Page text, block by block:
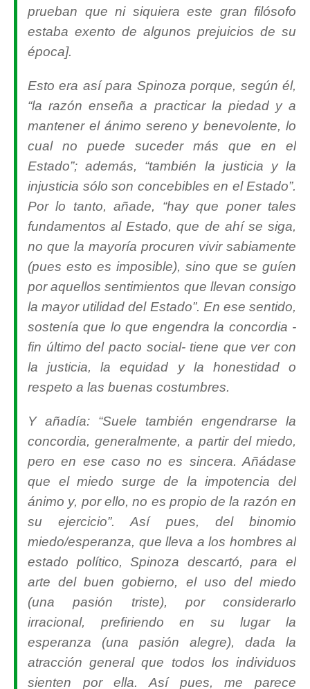
prueban que ni siquiera este gran filósofo
estaba exento de algunos prejuicios de su
época].
Esto era así para Spinoza porque, según él,
“la razón enseña a practicar la piedad y a
mantener el ánimo sereno y benevolente, lo
cual no puede suceder más que en el
Estado”; además, “también la justicia y la
injusticia sólo son concebibles en el Estado”.
Por lo tanto, añade, “hay que poner tales
fundamentos al Estado, que de ahí se siga,
no que la mayoría procuren vivir sabiamente
(pues esto es imposible), sino que se guíen
por aquellos sentimientos que llevan consigo
la mayor utilidad del Estado”. En ese sentido,
sostenía que lo que engendra la concordia -
fin último del pacto social- tiene que ver con
la justicia, la equidad y la honestidad o
respeto a las buenas costumbres.
Y añadía: “Suele también engendrarse la
concordia, generalmente, a partir del miedo,
pero en ese caso no es sincera. Añádase
que el miedo surge de la impotencia del
ánimo y, por ello, no es propio de la razón en
su ejercicio”. Así pues, del binomio
miedo/esperanza, que lleva a los hombres al
estado político, Spinoza descartó, para el
arte del buen gobierno, el uso del miedo
(una pasión triste), por considerarlo
irracional, prefiriendo en su lugar la
esperanza (una pasión alegre), dada la
atracción general que todos los individuos
sienten por ella. Así pues, me parece